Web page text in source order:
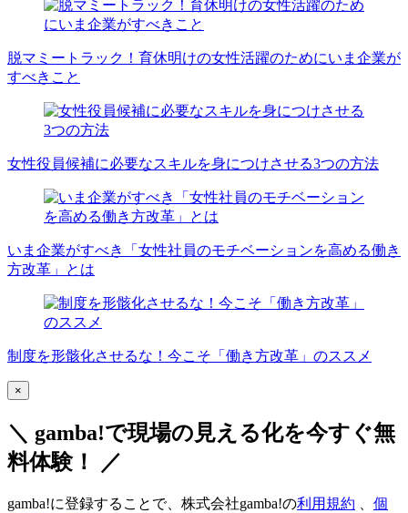
脱マミートラック！育休明けの女性活躍のためにいま企業が
すべきこと
女性役員候補に必要なスキルを身につけさせる3つの方法
いま企業がすべき「女性社員のモチベーションを高める働き
方改革」とは
制度を形骸化させるな！今こそ「働き方改革」のススメ
×
＼ gamba!で現場の見える化を今すぐ無
料体験！ ／
gamba!に登録することで、株式会社gamba!の利用規約
個